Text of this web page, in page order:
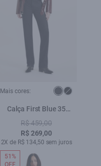
Mais cores:
Calça First Blue 35
Amaciado
R$ 459,00
R$ 269,00
2X de R$ 134,50 sem juros
51%
OFF